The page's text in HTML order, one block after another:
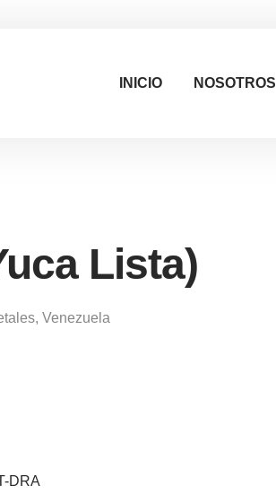
INICIO NOSOTROS
Lista)
, Venezuela
DRA